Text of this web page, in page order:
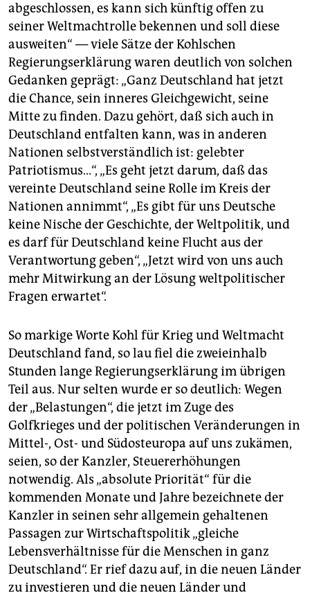
abgeschlossen, es kann sich künftig offen zu
seiner Weltmachtrolle bekennen und soll diese
ausweiten“ — viele Sätze der Kohlschen
Regierungserklärung waren deutlich von solchen
Gedanken geprägt: „Ganz Deutschland hat jetzt
die Chance, sein inneres Gleichgewicht, seine
Mitte zu finden. Dazu gehört, daß sich auch in
Deutschland entfalten kann, was in anderen
Nationen selbstverständlich ist: gelebter
Patriotismus...“, „Es geht jetzt darum, daß das
vereinte Deutschland seine Rolle im Kreis der
Nationen annimmt“, „Es gibt für uns Deutsche
keine Nische der Geschichte, der Weltpolitik, und
es darf für Deutschland keine Flucht aus der
Verantwortung geben“, „Jetzt wird von uns auch
mehr Mitwirkung an der Lösung weltpolitischer
Fragen erwartet“.
So markige Worte Kohl für Krieg und Weltmacht
Deutschland fand, so lau fiel die zweieinhalb
Stunden lange Regierungserklärung im übrigen
Teil aus. Nur selten wurde er so deutlich: Wegen
der „Belastungen“, die jetzt im Zuge des
Golfkrieges und der politischen Veränderungen in
Mittel-, Ost- und Südosteuropa auf uns zukämen,
seien, so der Kanzler, Steuererhöhungen
notwendig. Als „absolute Priorität“ für die
kommenden Monate und Jahre bezeichnete der
Kanzler in seinen sehr allgemein gehaltenen
Passagen zur Wirtschaftspolitik „gleiche
Lebensverhältnisse für die Menschen in ganz
Deutschland“. Er rief dazu auf, in die neuen Länder
zu investieren und die neuen Länder und